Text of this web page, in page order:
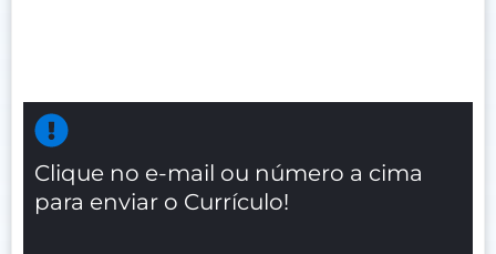
Clique no e-mail ou número a cima
para enviar o Currículo!